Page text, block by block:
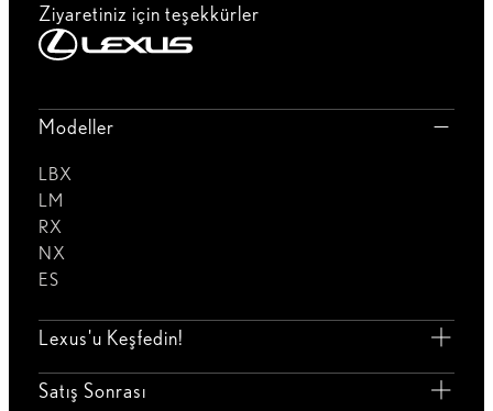
Ziyaretiniz için teşekkürler
Modeller
LBX
LM
RX
NX
ES
Lexus'u Keşfedin!
Satış Sonrası